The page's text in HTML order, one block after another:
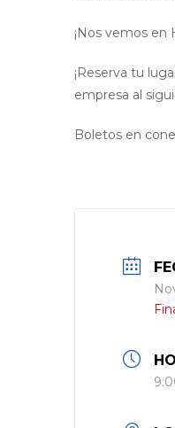
¡Nos vemos en
¡Reserva tu
empresa al
Boletos en